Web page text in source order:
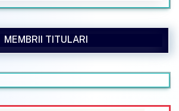
MEMBRII TITULARI